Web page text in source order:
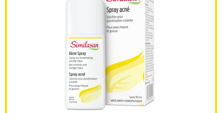
Similasan Spray acne